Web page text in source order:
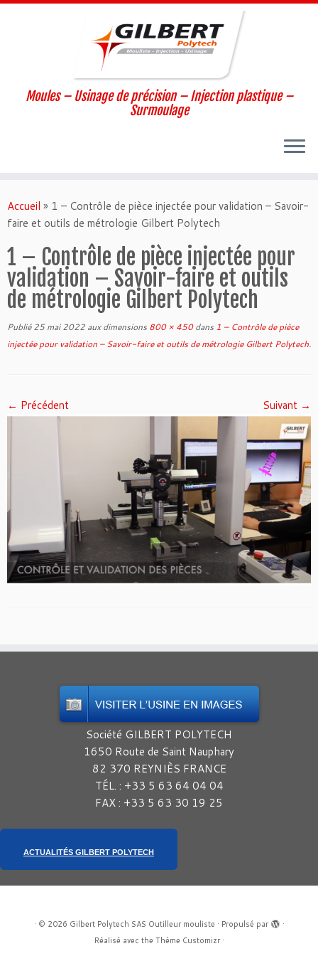
au
contenu
Moules – Usinage de précision – Injection plastique –
Surmoulage
Accueil » 1 – Contrôle de pièce injectée pour validation – Savoir-
faire et outils de métrologie Gilbert Polytech
1 – Contrôle de pièce injectée pour
validation – Savoir-faire et outils
de métrologie Gilbert Polytech
Publié 25 mai 2022 aux dimensions 800 × 450dans 1 – Contrôle de pièce
injectée pour validation – Savoir-faire et outils de métrologie Gilbert Polytech.
← Précédent Suivant →
Société GILBERT POLYTECH
1650 Route de Saint Nauphary
82 370 REYNIÈS FRANCE
TÉL. : +33 5 63 64 04 04
FAX : +33 5 63 30 19 25
ACTUALITÉS GILBERT POLYTECH
· © 2026 Gilbert Polytech SAS Outilleur mouliste · Propulsé par
·
Réalisé avec the Thème Customizr·